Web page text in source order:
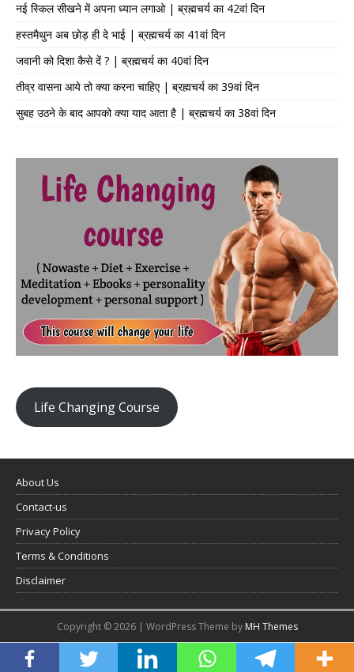
नई स्किल सीखने में अपना ध्यान लगाओ | ब्रह्मचर्य का 42वां दिन
हस्तमैथुन अब छोड़ ही दे भाई | ब्रह्मचर्य का 41वां दिन
जवानी को दिशा कैसे दें ? | ब्रह्मचर्य का 40वां दिन
तीव्र वासना आये तो क्या करना चाहिए | ब्रह्मचर्य का 39वां दिन
सुबह उठने के बाद आपको क्या याद आता है | ब्रह्मचर्य का 38वां दिन
Life Changing Course
About Us
Contact-us
Privacy Policy
Terms & Conditions
Disclaimer
Copyright © 2026 | WordPress Theme by MH Themes